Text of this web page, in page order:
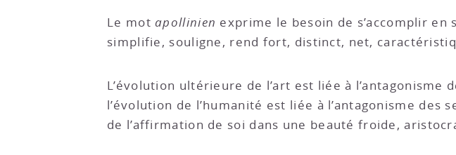
Le motapollinien exprime le besoin de s’accomplir
simplifie, souligne, rend fort, distinct, net,
L’évolution ultérieure de l’art est liée à
l’évolution de l’humanité est liée à l’antagonisme
de l’affirmation de soi dans une beauté froide,